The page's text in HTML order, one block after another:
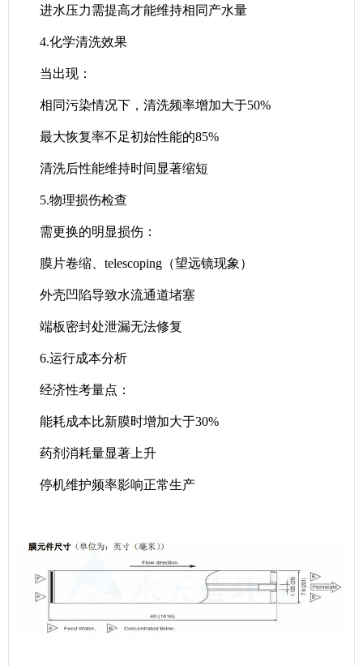
进水压力需提高才能维持相同产水量
4.化学清洗效果
当出现：
相同污染情况下，清洗频率增加大于50%
最大恢复率不足初始性能的85%
清洗后性能维持时间显著缩短
5.物理损伤检查
需更换的明显损伤：
膜片卷缩、telescoping（望远镜现象）
外壳凹陷导致水流通道堵塞
端板密封处泄漏无法修复
6.运行成本分析
经济性考量点：
能耗成本比新膜时增加大于30%
药剂消耗量显著上升
停机维护频率影响正常生产